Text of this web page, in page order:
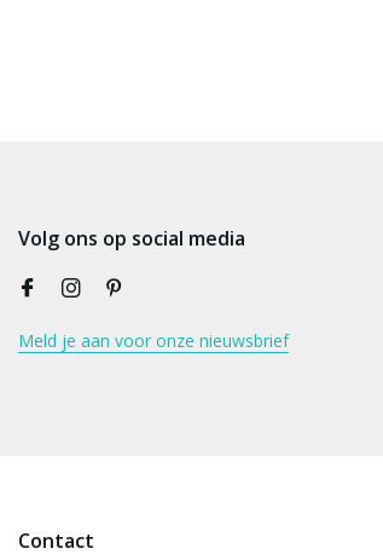
Volg ons op social media
Meld je aan voor onze nieuwsbrief
Contact